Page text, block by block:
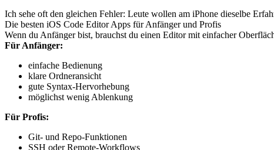
Ich sehe oft den gleichen Fehler: Leute wollen am iPhone dieselbe
Die besten iOS Code Editor Apps für Anfänger und Profis
Wenn du Anfänger bist, brauchst du einen Editor mit einfacher
Für Anfänger:
einfache Bedienung
klare Ordneransicht
gute Syntax-Hervorhebung
möglichst wenig Ablenkung
Für Profis:
Git- und Repo-Funktionen
SSH oder Remote-Workflows